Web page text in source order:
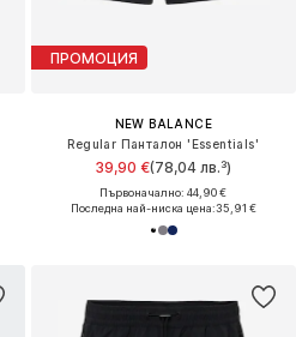
ПРОМОЦИЯ
NEW BALANCE
Regular Панталон 'Essentials'
39,90 €(78,04 лв.³)
Първоначално: 44,90 €
Последна най-ниска цена:35,91 €